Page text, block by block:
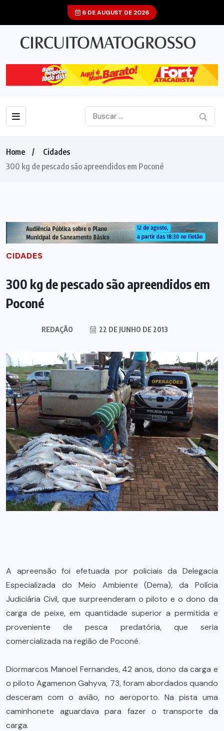
6 DE AUGUST DE 2026
Home
Cidades
300 kg de pescado são apreendidos em Poconé
CIDADES
300 kg de pescado são apreendidos em
Poconé
REDAÇÃO 22 DE JUNHO DE 2013
A apreensão foi efetuada por policiais da Delegacia
Especializada do Meio Ambiente (Dema), da Polícia
Judiciária Civil, que surpreenderam o piloto e o dono da
carga de peixe, em quantidade superior a permitida e
proveniente de pesca predatória, que seria
comercializada na região de Poconé.
Diormarcos Manoel Fernandes, 42 anos, dono da carga e
o piloto Agamenon Gahyva, 73, foram abordados quando
desceram com o avião, no aeroporto. Na pista uma
caminhonete aguardava para fazer o transporte da
carga.